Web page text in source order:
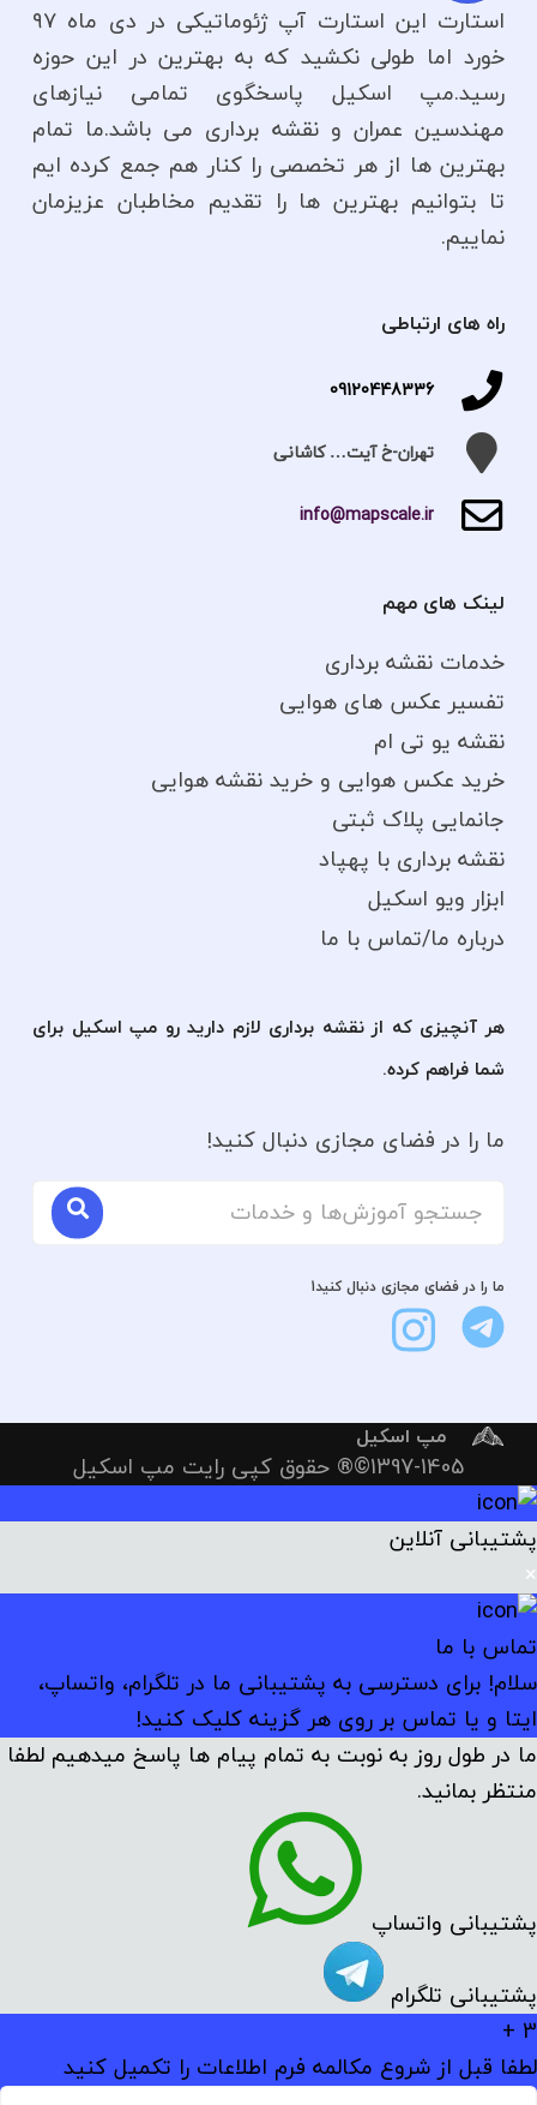
استارت این استارت آپ ژئوماتیکی در دی ماه ۹۷
خورد اما طولی نکشید که به بهترین در این حوزه
رسید.مپ اسکیل پاسخگوی تمامی نیازهای
مهندسین عمران و نقشه برداری می باشد.ما تمام
بهترین ها از هر تخصصی را کنار هم جمع کرده ایم
تا بتوانیم بهترین ها را تقدیم مخاطبان عزیزمان
نماییم.
راه های ارتباطی
09120448336
تهران-خ آیت… کاشانی
info@mapscale.ir
لینک های مهم
خدمات نقشه برداری
تفسیر عکس های هوایی
نقشه یو تی ام
خرید عکس هوایی و خرید نقشه هوایی
جانمایی پلاک ثبتی
نقشه برداری با پهپاد
ابزار ویو اسکیل
درباره ما/تماس با ما
هر آنچیزی که از نقشه برداری لازم دارید رو مپ اسکیل برای
شما فراهم کرده.
ما را در فضای مجازی دنبال کنید!
ما را در فضای مجازی دنبال کنید1
مپ اسکیل
1397-1405©® حقوق کپی رایت مپ اسکیل
پشتیبانی آنلاین
×
تماس با ما
سلام! برای دسترسی به پشتیبانی ما در تلگرام، واتساپ،
ایتا و یا تماس بر روی هر گزینه کلیک کنید!
ما در طول روز به نوبت به تمام پیام ها پاسخ میدهیم لطفا
منتظر بمانید.
پشتیبانی واتساپ
پشتیبانی تلگرام
3 +
لطفا قبل از شروع مکالمه فرم اطلاعات را تکمیل کنید